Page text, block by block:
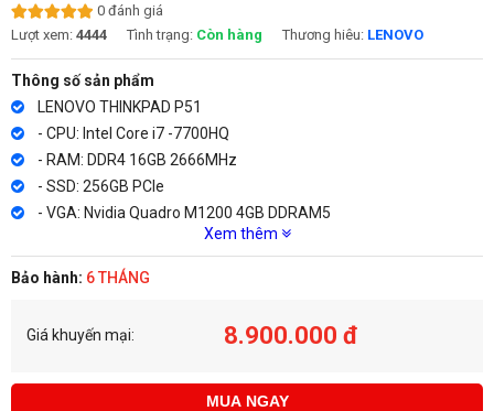
0 đánh giá
Lượt xem: 4444 Tình trạng: Còn hàng Thương hiêu: LENOVO
Thông số sản phẩm
LENOVO THINKPAD P51
- CPU: Intel Core i7 -7700HQ
- RAM: DDR4 16GB 2666MHz
- SSD: 256GB PCle
- VGA: Nvidia Quadro M1200 4GB DDRAM5
Xem thêm
Bảo hành: 6 THÁNG
Giá khuyến mại: 8.900.000 đ
MUA NGAY